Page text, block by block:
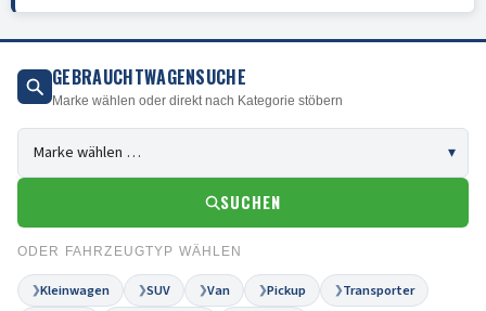
GEBRAUCHTWAGENSUCHE
Marke wählen oder direkt nach Kategorie stöbern
SUCHEN
ODER FAHRZEUGTYP WÄHLEN
❯Kleinwagen ❯SUV ❯Van ❯Pickup ❯Transporter